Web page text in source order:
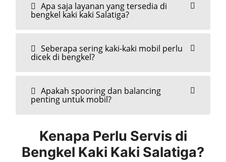
Apa saja layanan yang tersedia di
bengkel kaki kaki Salatiga?
Seberapa sering kaki-kaki mobil perlu
dicek di bengkel?
Apakah spooring dan balancing
penting untuk mobil?
Kenapa Perlu Servis di
Bengkel Kaki Kaki Salatiga?